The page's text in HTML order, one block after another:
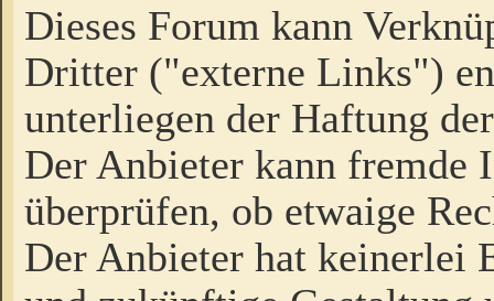
Dieses Forum kann
Dritter ("externe Links")
unterliegen der Haftung
Der Anbieter kann fremde
überprüfen, ob etwaige
Der Anbieter hat keinerlei